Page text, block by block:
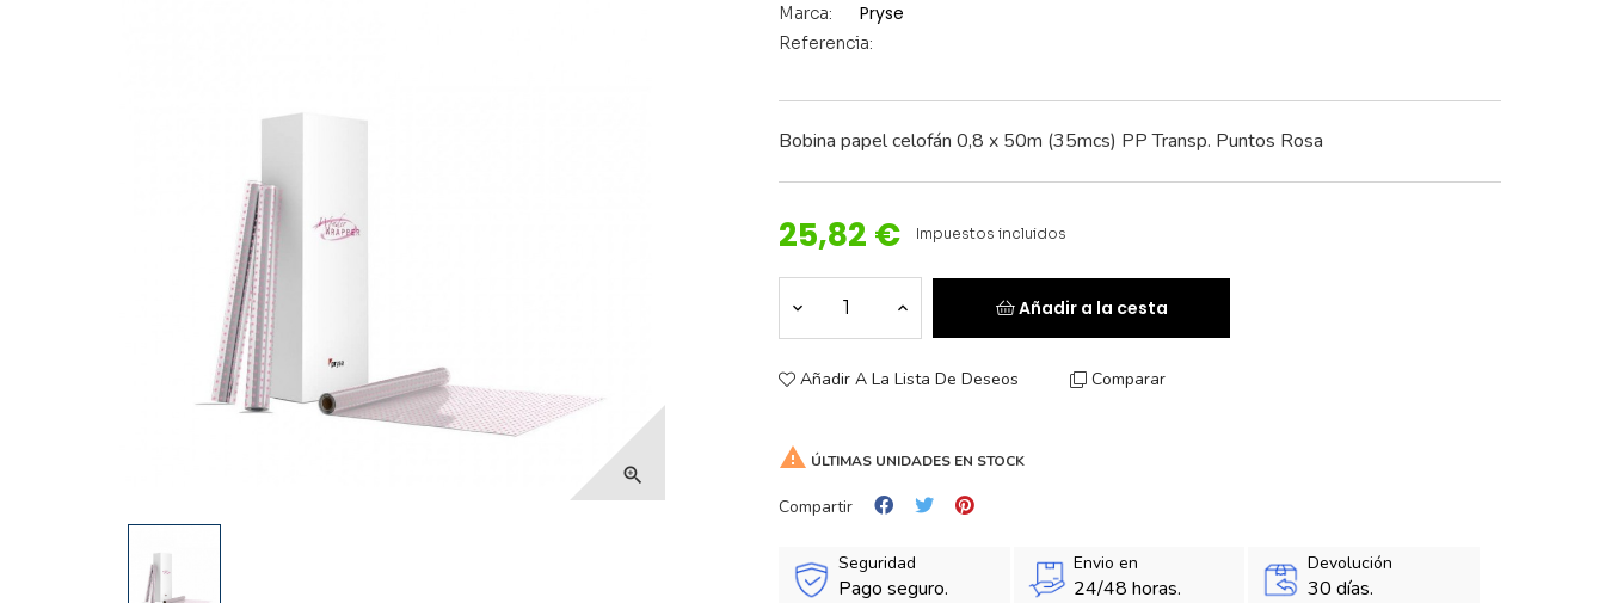

Marca: Pryse
Referencia:
Bobina papel celofán 0,8 x 50m (35mcs) PP Transp. Puntos Rosa
25,82 € Impuestos incluidos
Añadir a la cesta
Añadir A La Lista De Deseos Comparar
 ÚLTIMAS UNIDADES EN STOCK
Compartir
Seguridad
Pago seguro.
Envio en
24/48 horas.
Devolución
30 días.